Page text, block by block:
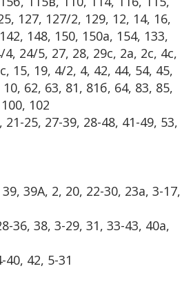
127, 127/2, 129, 12, 14, 16,
148, 150, 150а, 154, 133,
24/5, 27, 28, 29с, 2а, 2с, 4с,
15, 19, 4/2, 4, 42, 44, 54, 45,
62, 63, 81, 81б, 64, 83, 85,
102
25, 27-39, 28-48, 41-49, 53,
39А, 2, 20, 22-30, 23а, 3-17,
36, 38, 3-29, 31, 33-43, 40а,
42, 5-31